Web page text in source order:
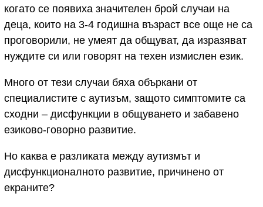
когато се появиха значителен брой случаи на
деца, които на 3-4 годишна възраст все още не са
проговорили, не умеят да общуват, да изразяват
нуждите си или говорят на техен измислен език.
Много от тези случаи бяха объркани от
специалистите с аутизъм, защото симптомите са
сходни – дисфункции в общуването и забавено
езиково-говорно развитие.
Но каква е разликата между аутизмът и
дисфункционалното развитие, причинено от
екраните?